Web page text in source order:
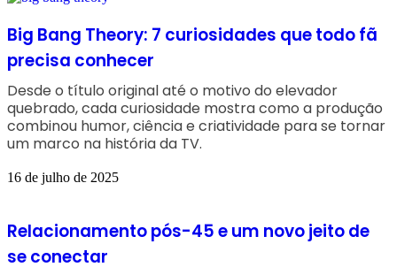
Big Bang Theory: 7 curiosidades que todo fã
precisa conhecer
Desde o título original até o motivo do elevador
quebrado, cada curiosidade mostra como a produção
combinou humor, ciência e criatividade para se tornar
um marco na história da TV.
16 de julho de 2025
Relacionamento pós-45 e um novo jeito de
se conectar